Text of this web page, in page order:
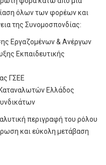
όλων των φορέων και
της Συνομοσπονδίας:
Εργαζομένων & Ανέργων
Εκπαιδευτικής
ΓΣΕΕ
Ελλάδος
περιγραφή του ρόλου
και εύκολη μετάβαση